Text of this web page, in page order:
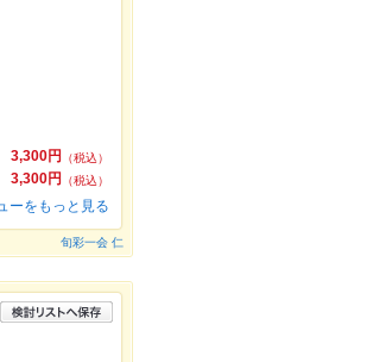
3,300円
（税込）
3,300円
（税込）
ーをもっと見る
旬彩一会 仁